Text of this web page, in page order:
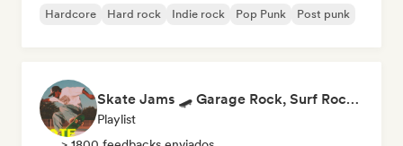
Hardcore
Hard rock Indie rock Pop Punk Post punk
Skate Jams 🛹 Garage Rock, Surf Rock & Neo-Psych
Playlist